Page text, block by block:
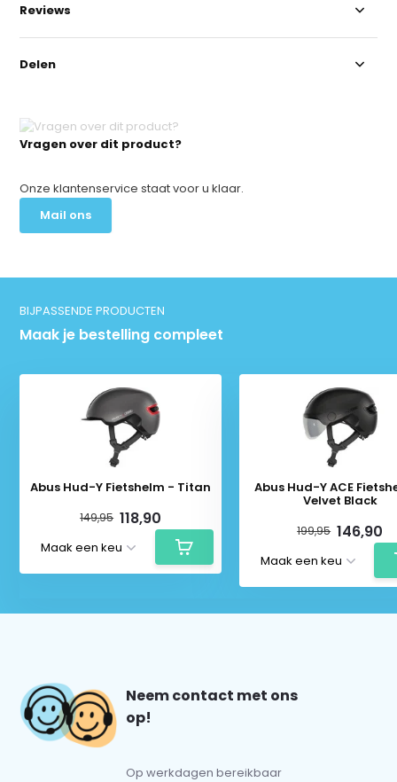
Vragen over dit product?
Onze klantenservice staat voor u klaar.
Mail ons
Reviews
Delen
BIJPASSENDE PRODUCTEN
Maak je bestelling compleet
Abus Hud-Y Fietshelm - Titan
149,95 118,90
Abus Hud-Y ACE
Velvet Black
199,95 146,90
Neem contact met ons
op!
Op werkdagen bereikbaar